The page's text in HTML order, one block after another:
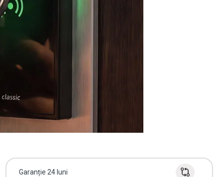
Garanție 24 luni